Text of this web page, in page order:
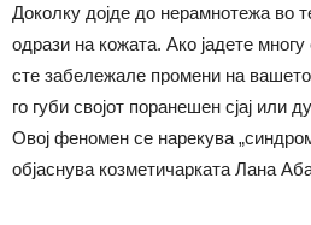
Доколку дојде до нерамнотежа во
одрази на кожата. Ако јадете многу
сте забележале промени на
го губи својот поранешен сјај или
Овој феномен се нарекува
објаснува козметичарката Лана